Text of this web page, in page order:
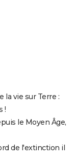
la vie sur Terre :
!
le Moyen Âge,
de l'extinction il